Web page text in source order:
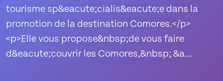
tourisme sp&eacute;cialis&eacute;e dans la
promotion de la destination Comores.</p>
<p>Elle vous propose&nbsp;de vous faire
d&eacute;couvrir les Comores,&nbsp; &a...